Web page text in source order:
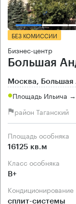
БЕЗ КОМИССИИ
Бизнес-центр
Большая
Москва, Большая
Площадь Ильича
район Таганский
Площадь особняка
16125 кв.м
Класс особняка
B+
Кондиционирование
сплит-системы